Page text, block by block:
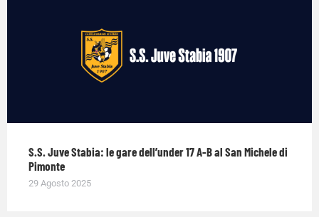
S.S. Juve Stabia: le gare dell’under 17 A-B al San Michele di
Pimonte
29 Agosto 2025